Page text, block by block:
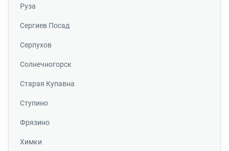
Руза
Сергиев Посад
Серпухов
Солнечногорск
Старая Купавна
Ступино
Фрязино
Химки